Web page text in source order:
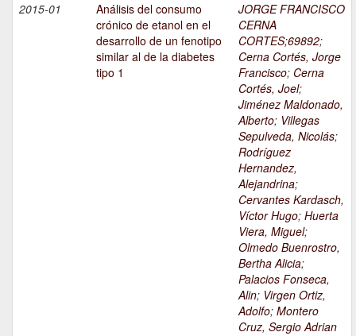
2015-01
Análisis del consumo
crónico de etanol en el
desarrollo de un fenotipo
similar al de la diabetes
tipo 1
JORGE FRANCISCO
CERNA
CORTES;69892;
Cerna Cortés, Jorge
Francisco; Cerna
Cortés, Joel;
Jiménez Maldonado,
Alberto; Villegas
Sepulveda, Nicolás;
Rodríguez
Hernandez,
Alejandrina;
Cervantes Kardasch,
Víctor Hugo; Huerta
Viera, Miguel;
Olmedo Buenrostro,
Bertha Alicia;
Palacios Fonseca,
Alin; Virgen Ortiz,
Adolfo; Montero
Cruz, Sergio Adrian